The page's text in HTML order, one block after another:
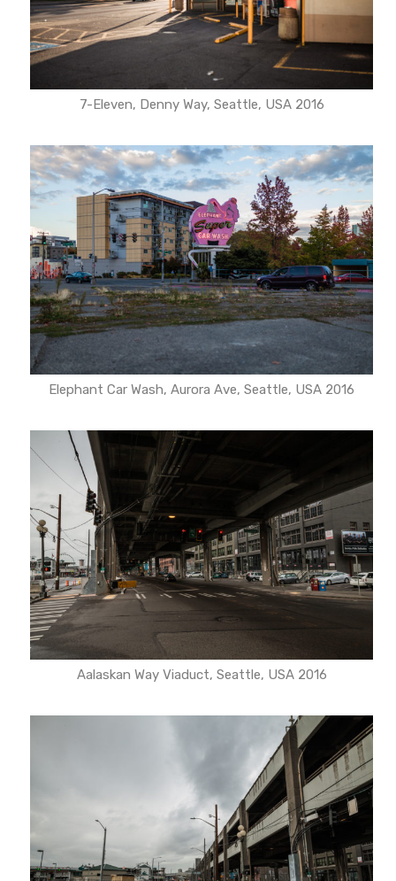
7-Eleven, Denny Way, Seattle, USA 2016
Elephant Car Wash, Aurora Ave, Seattle, USA 2016
Aalaskan Way Viaduct, Seattle, USA 2016